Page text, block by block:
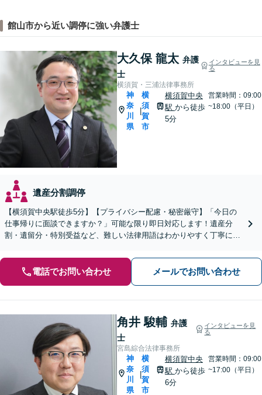
館山市から近い調停に強い弁護士
大久保 龍太 弁護
士
インタビューを見
る
横須賀・三浦法律事務所
神
奈
川
県
|
横
須
賀
市
横須賀中央
駅 から徒歩
5分
営業時間：09:00
~18:00（平日）
遺産分割調停
【横須賀中央駅徒歩5分】【プライバシー配慮・秘密厳守】「今日の
仕事帰りに面談できますか？」可能な限り即日対応します！遺産分
割・遺留分・特別受益など、難しい法律用語はわかりやすく丁寧に説
電話でお問い合わせ メールでお問い合わせ
角井 駿輔 弁護
士
インタビューを見
る
宮島綜合法律事務所
神
奈
川
県
|
横
須
賀
市
横須賀中央
駅 から徒歩
6分
営業時間：09:00
~17:00（平日）